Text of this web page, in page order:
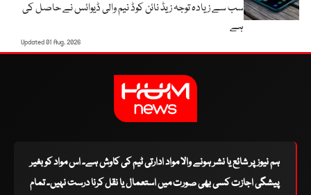
سب سے زیادہ توجہ زیڈ نائن کوڈ نیم والی ڈیوائس نے حاصل کی
ہے
Updated 01 Aug, 2026
ہم نیوز پر شائع یا نشر ہونے والا مواد ادارتی ٹیم کی کاوش ہے۔ اس مواد کو بغیر
پیشگی اجازت کسی بھی صورت میں استعمال یا نقل کرنا درست نہیں۔ تمام